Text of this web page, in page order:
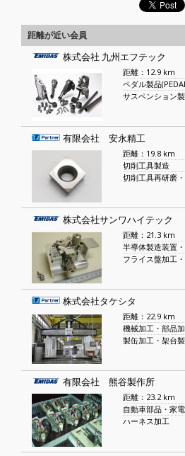
距離が近い会員
株式会社 九州エフテック
距離：12.9 km
ペダル製品
サスペンション
有限会社 安永精工
距離：19.8 km
切削工具製造
切削工具再研磨
株式会社サンワハイテック
距離：21.3 km
半導体製造装置
フライス盤加工
株式会社タケシタ
距離：22.9 km
機械加工・部品
製缶加工・架台
有限会社 熊谷製作所
距離：23.2 km
自動車部品・家
ハーネス加工